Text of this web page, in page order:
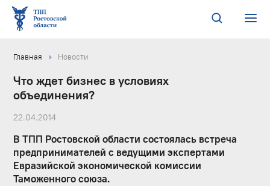
Главная Новости
Что ждет бизнес в условиях
объединения?
22.04.2014
В ТПП Ростовской области состоялась встреча
предпринимателей с ведущими экспертами
Евразийской экономической комиссии
Таможенного союза.